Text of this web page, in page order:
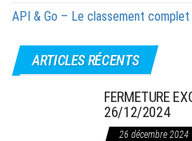
API & Go – Le classement complet
ARTICLES RÉCENTS
FERMETURE
26/12/2024
26 décembre 2024